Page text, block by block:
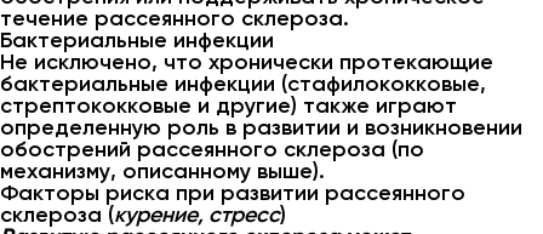
течение рассеянного склероза.
Бактериальные инфекции
Не исключено, что хронически протекающие
бактериальные инфекции (стафилококковые,
стрептококковые и другие) также играют
определенную роль в развитии и возникновении
обострений рассеянного склероза (по
механизму, описанному выше).
Факторы риска при развитии рассеянного
склероза (курение, стресс)